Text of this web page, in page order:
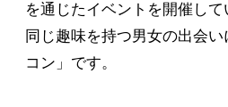
を通じたイベントを開催して
同じ趣味を持つ男女の出会
コン」です。